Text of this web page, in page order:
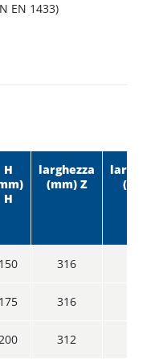
EN 1433)
H
H
larghezza
(mm) Z
150 316
175 316
312